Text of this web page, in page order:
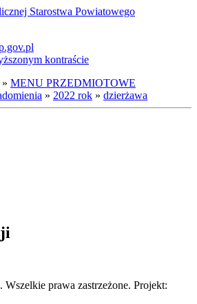
Starostwa Powiatowego
» MENU PRZEDMIOTOWE
» 2022 rok » dzierżawa
prawa zastrzeżone. Projekt: